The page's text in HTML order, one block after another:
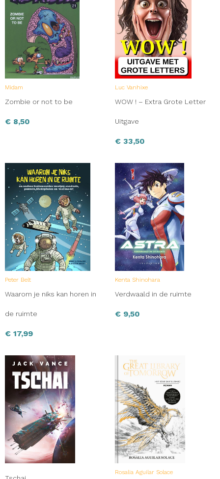
Midam
Zombie or not to be
€ 8,50
Luc Vanhixe
WOW ! – Extra Grote Letter
Uitgave
€ 33,50
Peter Belt
Waarom je niks kan horen in
de ruimte
€ 17,99
Kenta Shinohara
Verdwaald in de ruimte
€ 9,50
Rosalia Aguilar Solace